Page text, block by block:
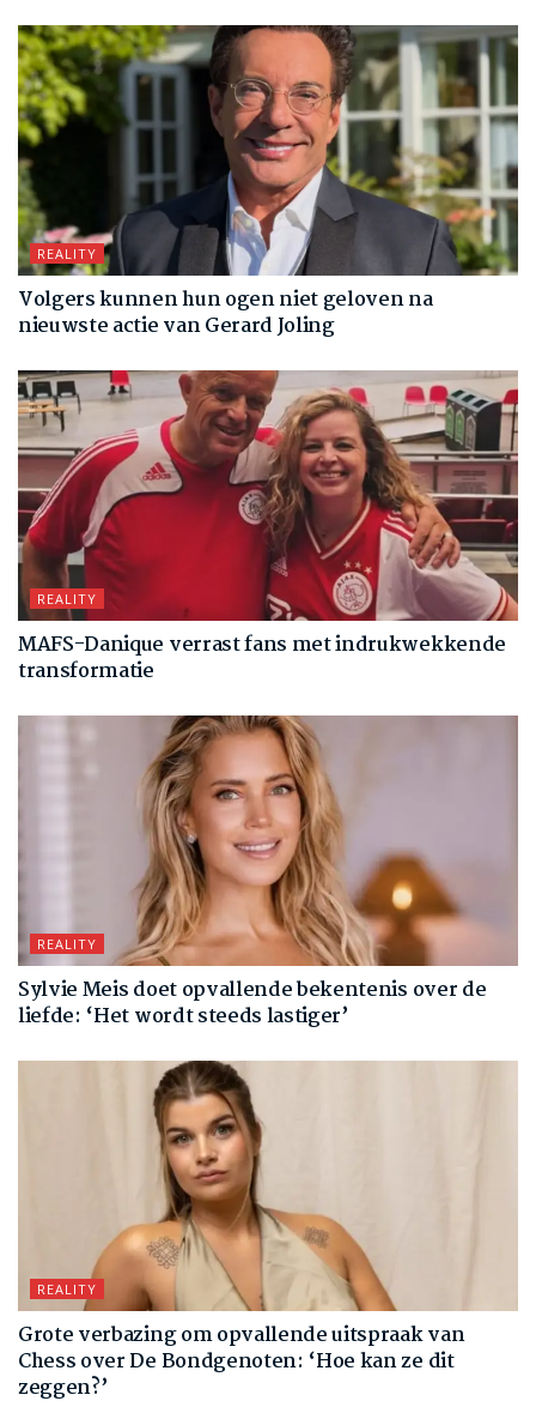
REALITY
Volgers kunnen hun ogen niet geloven na
nieuwste actie van Gerard Joling
REALITY
MAFS-Danique verrast fans met indrukwekkende
transformatie
REALITY
Sylvie Meis doet opvallende bekentenis over de
liefde: ‘Het wordt steeds lastiger’
REALITY
Grote verbazing om opvallende uitspraak van
Chess over De Bondgenoten: ‘Hoe kan ze dit
zeggen?’